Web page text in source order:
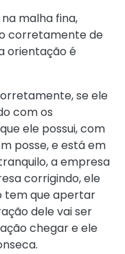
malha fina,
corretamente de
orientação é
se ele
com os
ele possui, com
posse, e está em
a empresa
corrigindo, ele
tem que apertar
dele vai ser
chegar e ele